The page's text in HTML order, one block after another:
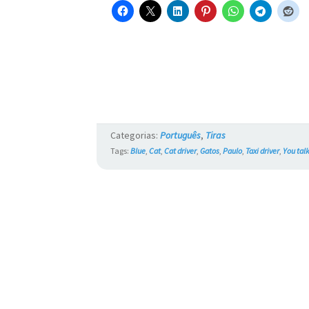
Categorias:Português, Tiras
Tags:Blue ,Cat,Cat driver,Gatos ,Paulo, Taxi driver, You